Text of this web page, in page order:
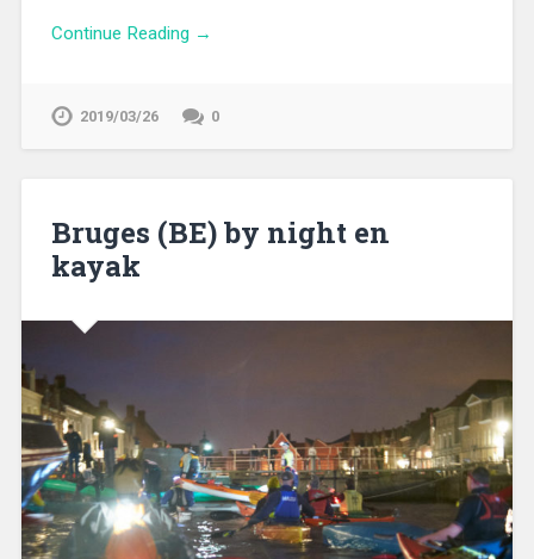
Continue Reading →
2019/03/26 0
Bruges (BE) by night en
kayak